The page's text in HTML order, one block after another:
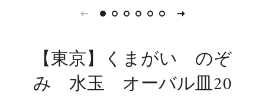
【東京】くまがい のぞ
み 水玉 オーバル皿20